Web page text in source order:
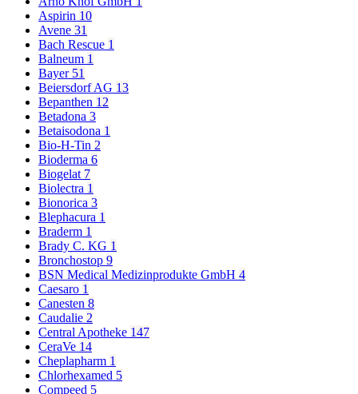
Aspirin 10
Avene 31
Bach Rescue 1
Balneum 1
Bayer 51
Beiersdorf AG 13
Bepanthen 12
Betadona 3
Betaisodona 1
Bio-H-Tin 2
Bioderma 6
Biogelat 7
Biolectra 1
Bionorica 3
Blephacura 1
Braderm 1
Brady C. KG 1
Bronchostop 9
BSN Medical Medizinprodukte GmbH 4
Caesaro 1
Canesten 8
Caudalie 2
Central Apotheke 147
CeraVe 14
Cheplapharm 1
Chlorhexamed 5
Compeed 5